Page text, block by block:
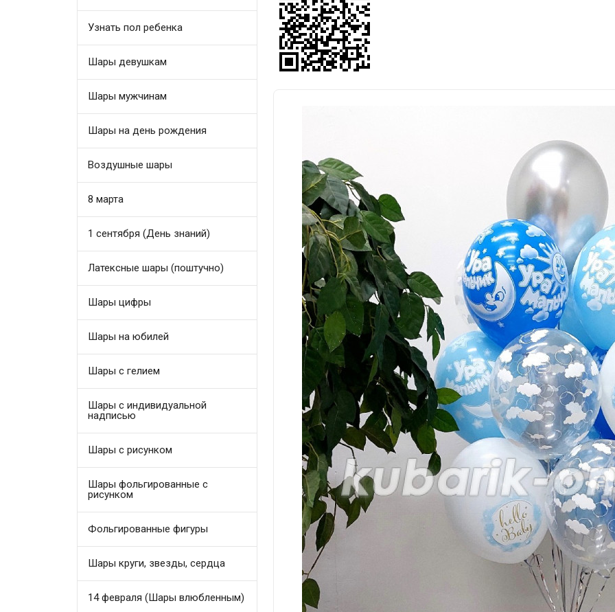
Узнать пол ребенка
Шары девушкам
Шары мужчинам
Шары на день рождения
Воздушные шары
8 марта
1 сентября (День знаний)
Латексные шары (поштучно)
Шары цифры
Шары на юбилей
Шары с гелием
Шары с индивидуальной
надписью
Шары с рисунком
Шары фольгированные с
рисунком
Фольгированные фигуры
Шары круги, звезды, сердца
14 февраля (Шары влюбленным)